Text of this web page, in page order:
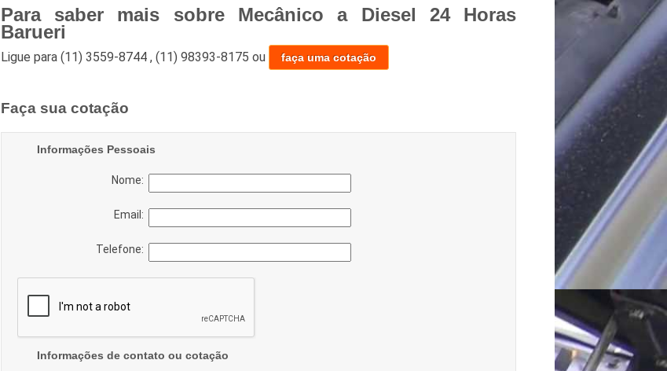
Para saber mais sobre Mecânico a Diesel 24 Horas
Barueri
Ligue para (11) 3559-8744 , (11) 98393-8175 ou faça uma cotação
Faça sua cotação
Informações Pessoais
Nome:
Email:
Telefone:
Informações de contato ou cotação